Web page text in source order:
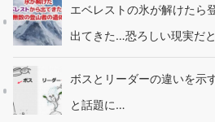
エベレストの氷が解けたら
出てきた…恐ろしい現実だ
ボスとリーダーの違いを示
と話題に…